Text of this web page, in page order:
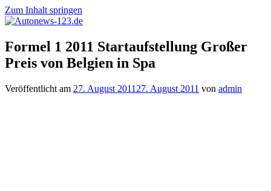
Zum Inhalt springen
Autonews-
123.de
Autonews
mit
Charme
Formel 1 2011 Startaufstellung Großer
Preis von Belgien in Spa
Veröffentlicht am 27. August 2011 27. August 2011 von admin